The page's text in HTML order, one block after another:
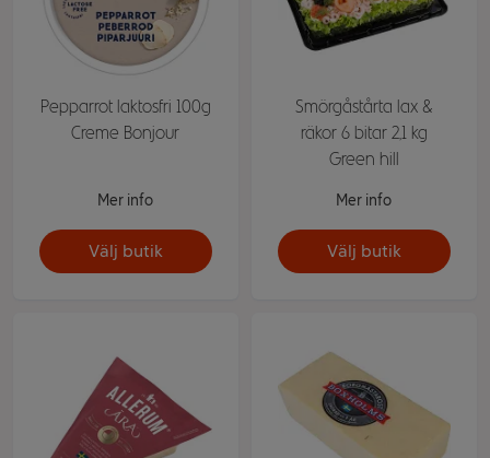
Pepparrot laktosfri 100g
Creme Bonjour
Mer info
Välj butik
Smörgåstårta lax &
räkor 6 bitar 2,1 kg
Green hill
Mer info
Välj butik